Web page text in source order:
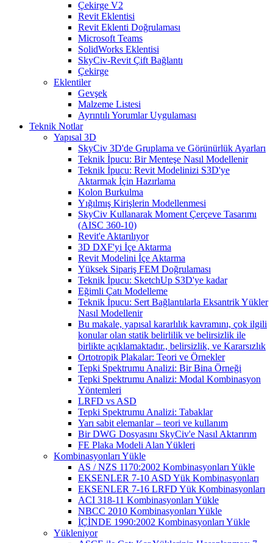
Çekirge V2
Revit Eklentisi
Revit Eklenti Doğrulaması
Microsoft Teams
SolidWorks Eklentisi
SkyCiv-Revit Çift Bağlantı
Çekirge
Eklentiler
Gevşek
Malzeme Listesi
Ayrıntılı Yorumlar Uygulaması
Teknik Notlar
Yapısal 3D
SkyCiv 3D'de Gruplama ve Görünürlük Ayarları
Teknik İpucu: Bir Menteşe Nasıl Modellenir
Teknik İpucu: Revit Modelinizi S3D'ye
Aktarmak İçin Hazırlama
Kolon Burkulma
Yığılmış Kirişlerin Modellenmesi
SkyCiv Kullanarak Moment Çerçeve Tasarımı
(AISC 360-10)
Revit'e Aktarılıyor
3D DXF'yi İçe Aktarma
Revit Modelini İçe Aktarma
Yüksek Sipariş FEM Doğrulaması
Teknik İpucu: SketchUp S3D'ye kadar
Eğimli Çatı Modelleme
Teknik İpucu: Sert Bağlantılarla Eksantrik Yükler
Nasıl Modellenir
Bu makale, yapısal kararlılık kavramını, çok ilgili
konular olan statik belirlilik ve belirsizlik ile
birlikte açıklamaktadır., belirsizlik, ve Kararsızlık
Ortotropik Plakalar: Teori ve Örnekler
Tepki Spektrumu Analizi: Bir Bina Örneği
Tepki Spektrumu Analizi: Modal Kombinasyon
Yöntemleri
LRFD vs ASD
Tepki Spektrumu Analizi: Tabaklar
Yarı sabit elemanlar – teori ve kullanım
Bir DWG Dosyasını SkyCiv'e Nasıl Aktarırım
FE Plaka Modeli Alan Yükleri
Kombinasyonları Yükle
AS / NZS 1170:2002 Kombinasyonları Yükle
EKSENLER 7-10 ASD Yük Kombinasyonları
EKSENLER 7-16 LRFD Yük Kombinasyonları
ACI 318-11 Kombinasyonları Yükle
NBCC 2010 Kombinasyonları Yükle
İÇİNDE 1990:2002 Kombinasyonları Yükle
Yükleniyor